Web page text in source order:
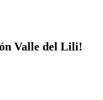
Valle del Lili!